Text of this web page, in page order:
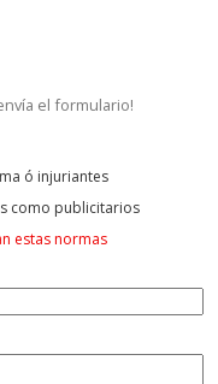
el formulario!
ó injuriantes
como publicitarios
estas normas